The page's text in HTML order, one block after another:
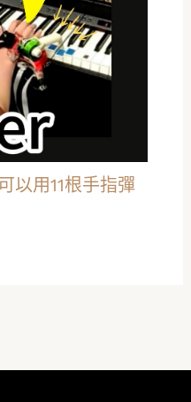
以用11根手指彈